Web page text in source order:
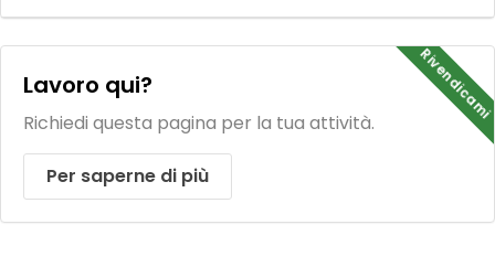
Rivendicami
Lavoro qui?
Richiedi questa pagina per la tua attività.
Per saperne di più